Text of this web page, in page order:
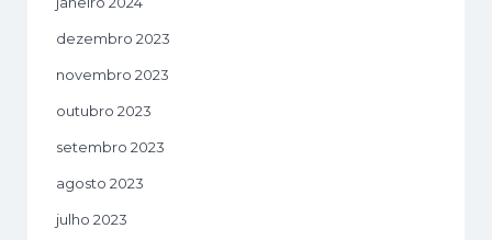
dezembro 2023
novembro 2023
outubro 2023
setembro 2023
agosto 2023
julho 2023